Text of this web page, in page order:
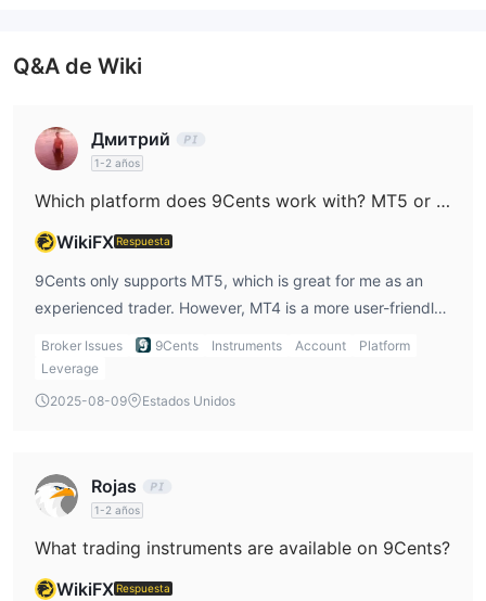
Q&A de Wiki
Дмитрий
1-2 años
Which platform does 9Cents work with? MT5 or MT4?
WikiFX Respuesta
9Cents only supports MT5, which is great for me as an
experienced trader. However, MT4 is a more user-friendly
option for beginners, and I believe it would be better if
9Cents offered both platforms to cater to a wider range of
traders.
Broker Issues 9Cents Instruments Account
Platform
Leverage
2025-08-09
Estados Unidos
Rojas
1-2 años
What trading instruments are available on 9Cents?
WikiFX Respuesta